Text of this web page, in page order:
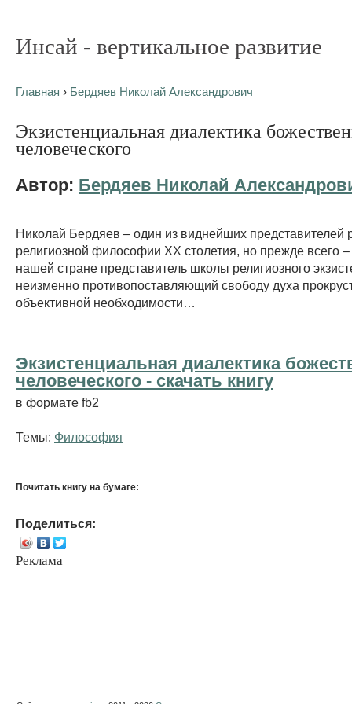
Инсай - вертикальное развитие
Главная › Бердяев Николай Александрович
Экзистенциальная диалектика
человеческого
Автор: Бердяев Николай
Николай Бердяев – один из виднейших представителей
религиозной философии ХХ столетия, но прежде всего
нашей стране представитель школы религиозного
неизменно противопоставляющий свободу духа
объективной необходимости…
Экзистенциальная диалектика
человеческого - cкачать книгу
в формате fb2
Темы: Философия
Почитать книгу на бумаге:
Поделиться:
Реклама